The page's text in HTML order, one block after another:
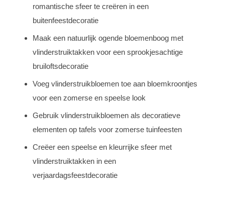
romantische sfeer te creëren in een
buitenfeestdecoratie
Maak een natuurlijk ogende bloemenboog met
vlinderstruiktakken voor een sprookjesachtige
bruiloftsdecoratie
Voeg vlinderstruikbloemen toe aan bloemkroontjes
voor een zomerse en speelse look
Gebruik vlinderstruikbloemen als decoratieve
elementen op tafels voor zomerse tuinfeesten
Creëer een speelse en kleurrijke sfeer met
vlinderstruiktakken in een
verjaardagsfeestdecoratie